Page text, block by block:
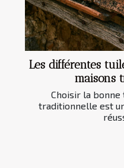
Les différentes
maisons
Choisir la bonne
traditionnelle est